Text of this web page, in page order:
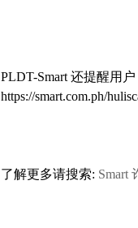
PLDT-Smart 还提醒用
https://smart.com.ph/
了解更多请搜索: Smart